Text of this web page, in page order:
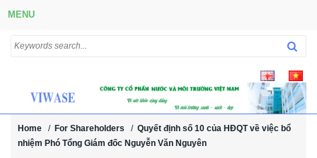
MENU
Home / For Shareholders / Quyết định số 10 của HĐQT về việc bổ
nhiệm Phó Tổng Giám đốc Nguyễn Văn Nguyên